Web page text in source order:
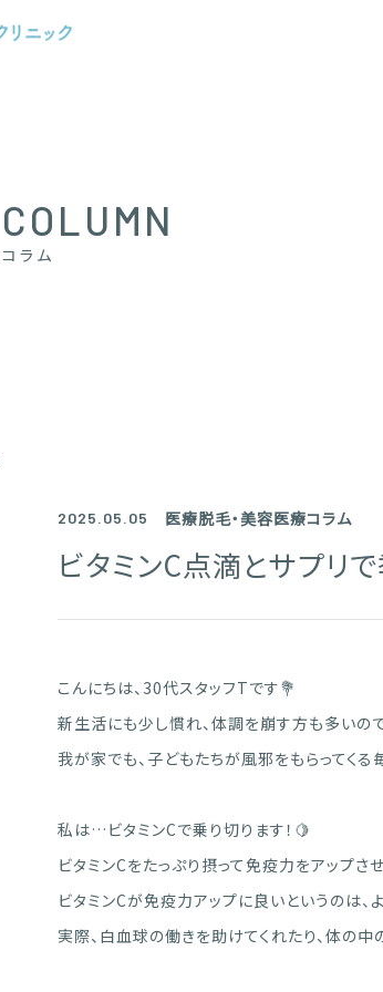
COLUMN
コラム
2025.05.05 医療脱毛・美容医療コラム
ビタミンC点滴とサプリ
こんにちは、30代スタッフTです💐
新生活にも少し慣れ、体調を崩す方も多いの
我が家でも、子どもたちが風邪をもらってくる
私は…ビタミンCで乗り切ります！🍋
ビタミンCをたっぷり摂って免疫力をアップさ
ビタミンCが免疫力アップに良いというのは、
実際、白血球の働きを助けてくれたり、体の